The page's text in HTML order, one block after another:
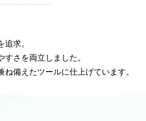
求。
さを両立しました。
備えたツールに仕上げています。